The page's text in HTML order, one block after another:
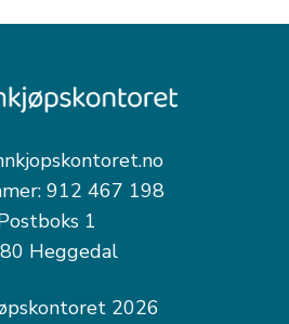
912 467 198
1
Heggedal
2026